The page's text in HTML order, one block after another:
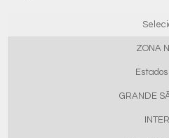
ZONA
GRANDE